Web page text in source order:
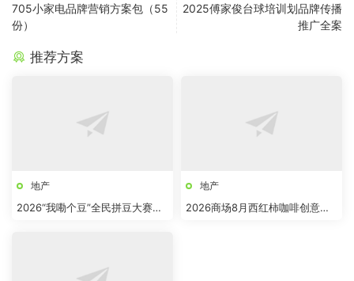
705小家电品牌营销方案包（55
份）
2025傅家俊台球培训划品牌传播
推广全案
推荐方案
地产
2026“我嘞个豆”全民拼豆大赛主
地产
2026商场8月西红柿咖啡创意市